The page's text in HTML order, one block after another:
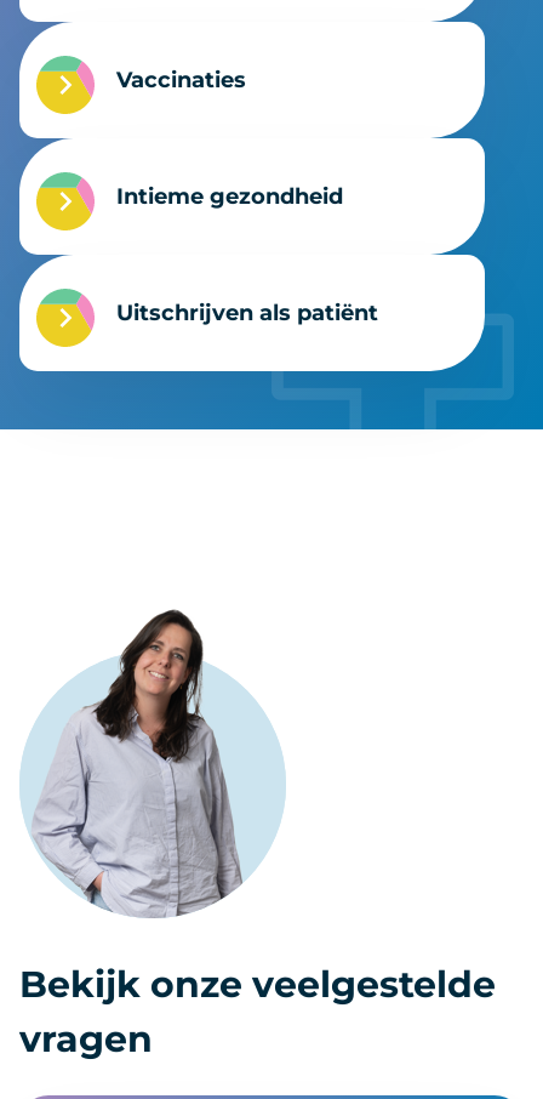
Vaccinaties
Intieme gezondheid
Uitschrijven als patiënt
Bekijk onze veelgestelde
vragen